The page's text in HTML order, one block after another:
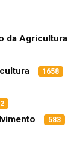
da Agricultura
1658
583